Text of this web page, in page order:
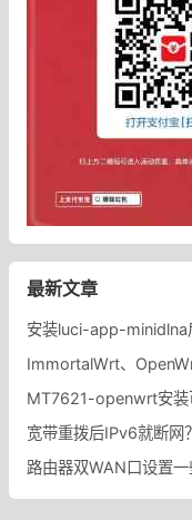
最新文章
ImmortalWrt、
MT7621-openwrt安
宽带重拨后IPv6就断网
路由器双WAN口设置